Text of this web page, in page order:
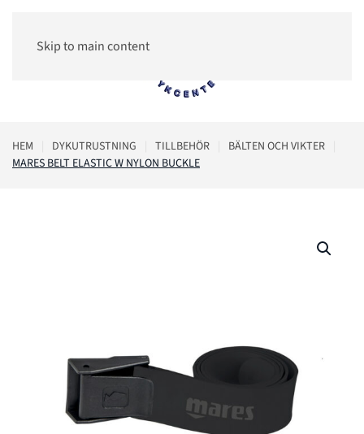
Skip to main content
HEM DYKUTRUSTNING TILLBEHÖR
BÄLTEN OCH VIKTER
MARES BELT ELASTIC W NYLON BUCKLE